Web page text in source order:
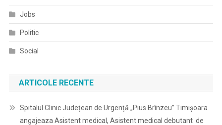
Jobs
Politic
Social
ARTICOLE RECENTE
Spitalul Clinic Județean de Urgență „Pius Brînzeu” Timișoara
angajeaza Asistent medical, Asistent medical debutant de